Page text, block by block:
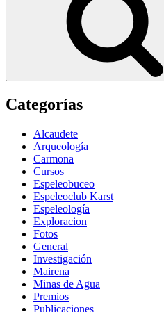
Categorías
Alcaudete
Arqueología
Carmona
Cursos
Espeleobuceo
Espeleoclub Karst
Espeleología
Exploracion
Fotos
General
Investigación
Mairena
Minas de Agua
Premios
Publicaciones